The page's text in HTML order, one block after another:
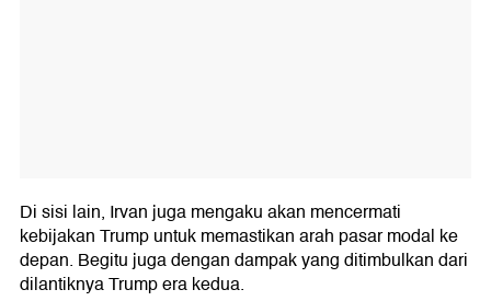
Di sisi lain, Irvan juga mengaku akan mencermati
kebijakan Trump untuk memastikan arah pasar modal ke
depan. Begitu juga dengan dampak yang ditimbulkan dari
dilantiknya Trump era kedua.